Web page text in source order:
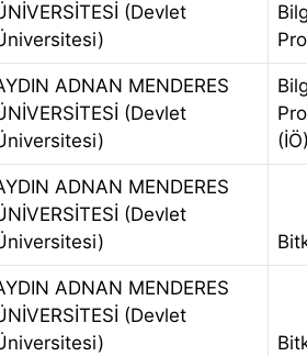
(Devlet
ADNAN MENDERES
(Devlet
(İÖ)
ADNAN MENDERES
(Devlet
ADNAN MENDERES
(Devlet